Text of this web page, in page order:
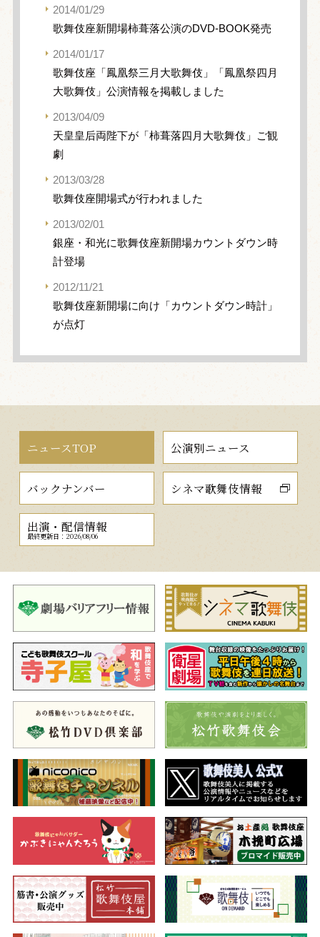
2014/01/29
歌舞伎座新開場柿葺落公演のDVD-BOOK発売
2014/01/17
歌舞伎座「鳳凰祭三月大歌舞伎」「鳳凰祭四月
大歌舞伎」公演情報を掲載しました
2013/04/09
天皇皇后両陛下が「柿葺落四月大歌舞伎」ご観
劇
2013/03/28
歌舞伎座開場式が行われました
2013/02/01
銀座・和光に歌舞伎座新開場カウントダウン時
計登場
2012/11/21
歌舞伎座新開場に向け「カウントダウン時計」
が点灯
ニュースTOP 公演別ニュース
バックナンバー シネマ歌舞伎情報
出演・配信情報
最終更新日：2026/08/06